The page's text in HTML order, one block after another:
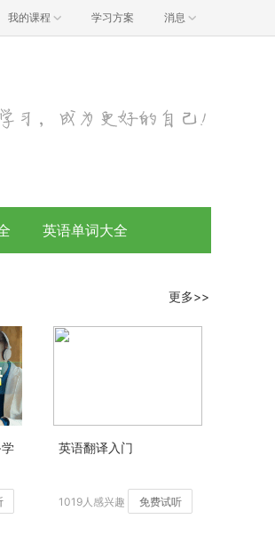
我的课程 学习方案 消息
英语单词大全
更多>>
英语翻译入门
1019人感兴趣 免费试听